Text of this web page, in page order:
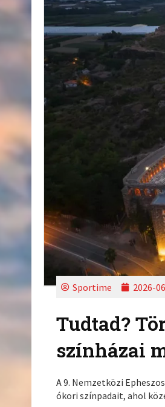
Sportime 2026-
Tudtad?
színházai
A 9. Nemzetközi
ókori színpadait, ahol